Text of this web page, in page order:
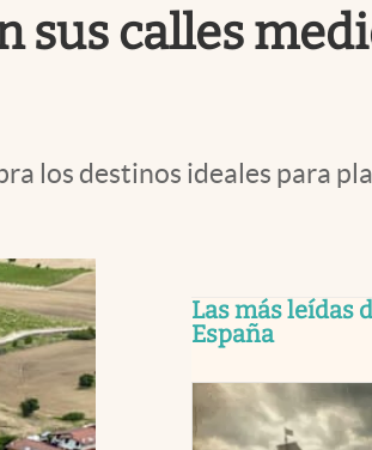
sus calles
los destinos ideales para
Las más leídas
España